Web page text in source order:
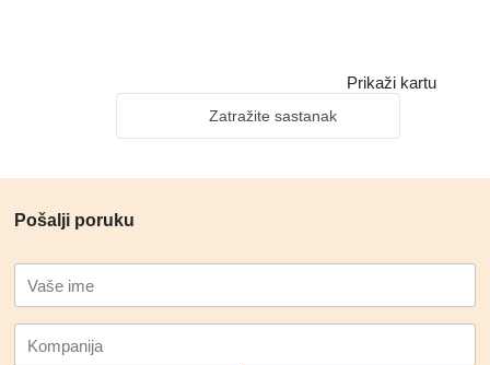
Prikaži kartu
Zatražite sastanak
Pošalji poruku